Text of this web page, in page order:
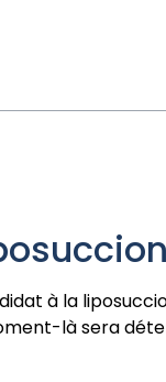
à la
là sera